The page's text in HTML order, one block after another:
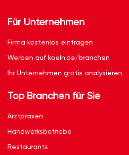
Für Unternehmen
Firma kostenlos eintragen
Werben auf koeln.de/branchen
Ihr Unternehmen gratis analysieren
Top Branchen für Sie
Arztpraxen
Handwerksbetriebe
Restaurants